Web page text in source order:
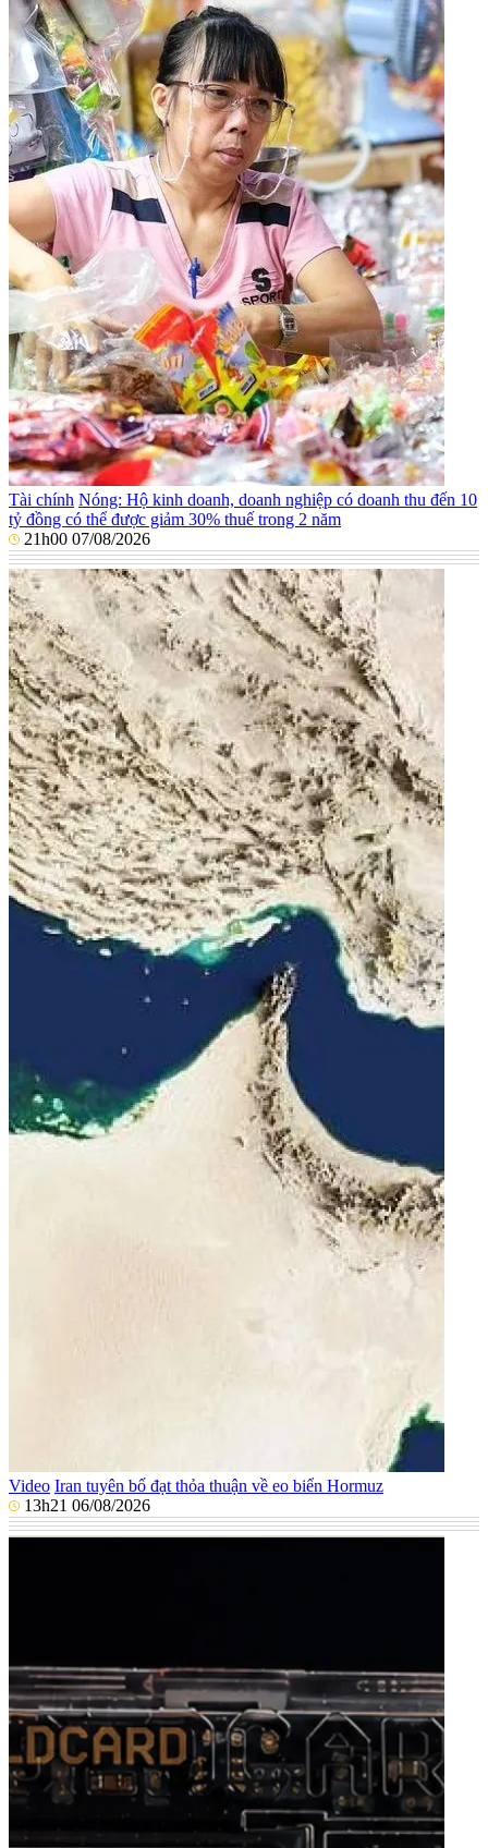
Tài chính Nóng: Hộ kinh doanh, doanh nghiệp có doanh thu đến 10
tỷ đồng có thể được giảm 30% thuế trong 2 năm
21h00 07/08/2026
Video Iran tuyên bố đạt thỏa thuận về eo biển Hormuz
13h21 06/08/2026